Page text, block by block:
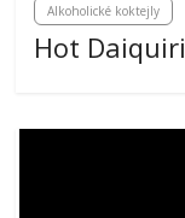
Alkoholické koktejly
Hot Daiquiri